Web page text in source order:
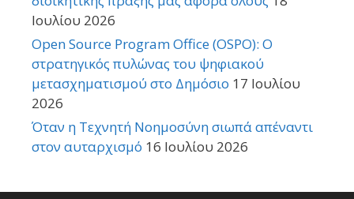
Ιουλίου 2026
Open Source Program Office (OSPO): Ο
στρατηγικός πυλώνας του ψηφιακού
μετασχηματισμού στο Δημόσιο 17 Ιουλίου
2026
Όταν η Τεχνητή Νοημοσύνη σιωπά απέναντι
στον αυταρχισμό 16 Ιουλίου 2026